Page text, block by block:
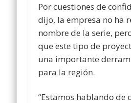
Por cuestiones de
dijo, la empresa no ha
nombre de la serie,
que este tipo de
una importante
para la región.
“Estamos hablando de